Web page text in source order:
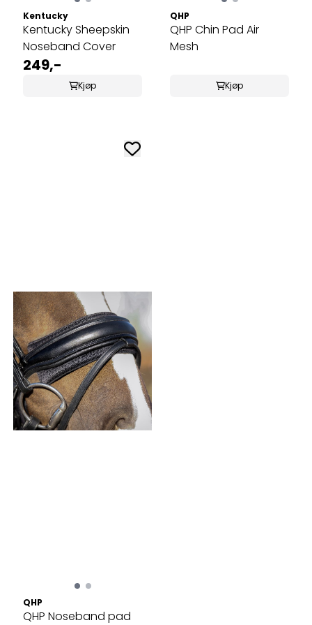
Kentucky
Kentucky Sheepskin
Noseband Cover
249,-
Kjøp
QHP
QHP Chin Pad Air
Mesh
Kjøp
QHP
QHP Noseband pad